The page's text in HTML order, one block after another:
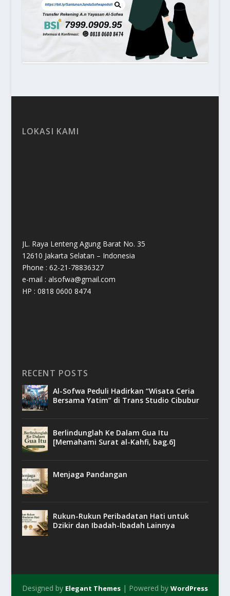
LOKASI KAMI
JL. Raya Lenteng Agung Barat No. 35
12610 Jakarta Selatan – Indonesia
Phone : 62-21-78836327
e-mail : alsofwa@gmail.com
HP : 0818 0600 8474
RECENT POSTS
Al-Sofwa Peduli Hadirkan “Wisata Ceria
Bersama Yatim” di Trans Studio Cibubur
Berlindunglah Ke Dalam Gua Itu
[Memahami Surat al-Kahfi, bag.6]
Menjaga Pandangan
Rukun-Rukun Peribadatan Hati untuk
Dzikir dan Ibadah-Ibadah Lainnya
Designed by Elegant Themes| Powered by WordPress